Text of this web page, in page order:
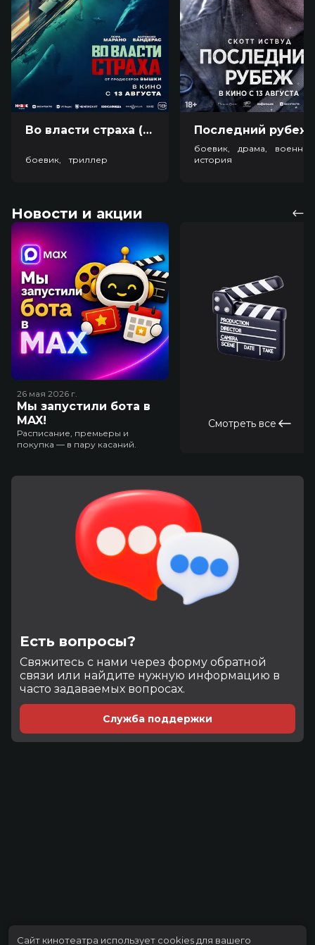
Во власти страха (18+)
боевик, триллер
боевик, драма,
история
Новости и акции
26 мая 2026 г.
Мы запустили бота в
MAX!
Расписание, премьеры и
покупка — в пару касаний.
Смотреть все
Есть вопросы?
Cвяжитесь с нами через форму обратной
связи или найдите нужную информацию в
часто задаваемых вопросах.
Служба поддержки
Сайт кинотеатра использует cookies для вашего